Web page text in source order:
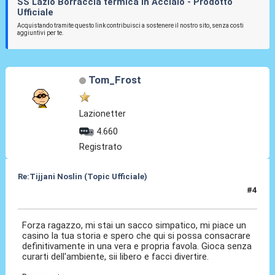
Ufficiale
Acquistando tramite questo link contribuisci a sostenere il nostro sito, senza costi
aggiuntivi per te.
Tom_Frost
Lazionetter
4.660
Registrato
Re:Tijjani Noslin (Topic Ufficiale)
#4
Forza ragazzo, mi stai un sacco simpatico, mi piace un
casino la tua storia e spero che qui si possa consacrare
definitivamente in una vera e propria favola. Gioca senza
curarti dell'ambiente, sii libero e facci divertire.